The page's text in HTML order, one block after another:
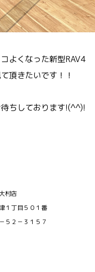
よくなった新型RAV4
頂きたいです！！
ちしております!(^^)!
村店
１丁目５０１番
５２－３１５７